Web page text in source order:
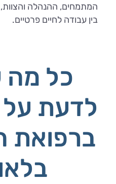
המתמחים, ההנהלה והצוות,
בין עבודה לחיים פרטיים.
כל מה
לדעת